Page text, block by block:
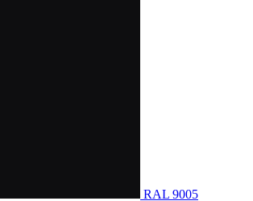
RAL 9005